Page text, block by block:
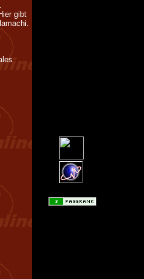
.
gibt